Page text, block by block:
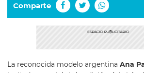
Comparte
La reconocida modelo argentina Ana